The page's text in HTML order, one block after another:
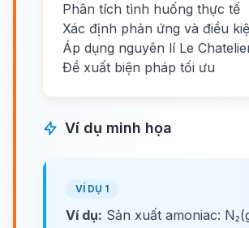
Phân tích tình huống thực tế
Xác định phản ứng và điều
Áp dụng nguyên lí Le
Đề xuất biện pháp tối ưu
Ví dụ minh họa
VÍ DỤ 1
Ví dụ: Sản xuất amoniac: